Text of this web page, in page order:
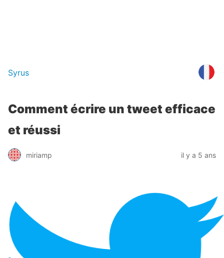
Syrus
Comment écrire un tweet efficace
et réussi
miriamp il y a 5 ans